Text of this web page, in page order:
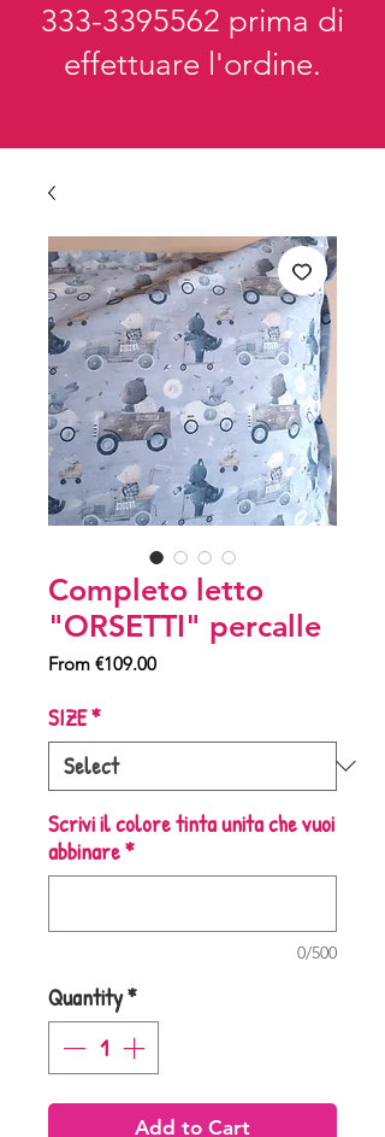
333-3395562 prima di
effettuare l'ordine.
Completo letto
"ORSETTI" percalle
From €109.00Sale
SIZE*
Scrivi il colore tinta unita che vuoi
abbinare*
0/500
Quantity*
Add to Cart